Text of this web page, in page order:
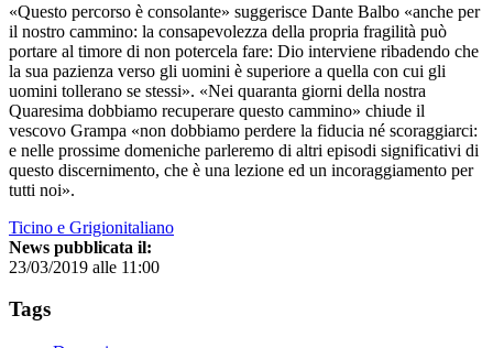
«Questo percorso è consolante» suggerisce Dante Balbo «anche per
il nostro cammino: la consapevolezza della propria fragilità può
portare al timore di non potercela fare: Dio interviene ribadendo che
la sua pazienza verso gli uomini è superiore a quella con cui gli
uomini tollerano se stessi». «Nei quaranta giorni della nostra
Quaresima dobbiamo recuperare questo cammino» chiude il
vescovo Grampa «non dobbiamo perdere la fiducia né scoraggiarci:
e nelle prossime domeniche parleremo di altri episodi significativi di
questo discernimento, che è una lezione ed un incoraggiamento per
tutti noi».
Ticino e Grigionitaliano
News pubblicata il:
23/03/2019 alle 11:00
Tags